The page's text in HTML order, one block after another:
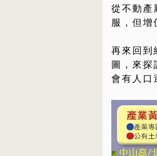
從不動產
服，但增
再來回到
圖，來探
會有人口